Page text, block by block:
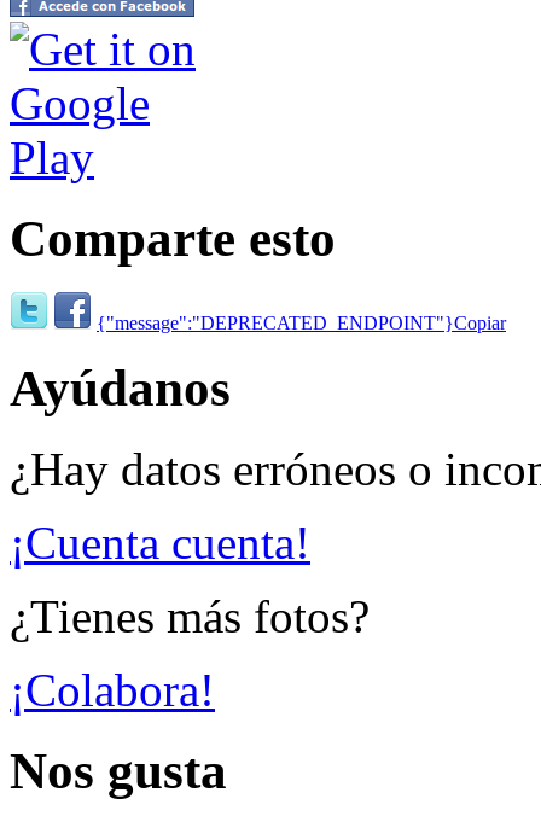
Comparte esto
{"message":"DEPRECATED_ENDPOINT"}Copiar
Ayúdanos
¿Hay datos erróneos o
¡Cuenta cuenta!
¿Tienes más fotos?
¡Colabora!
Nos gusta